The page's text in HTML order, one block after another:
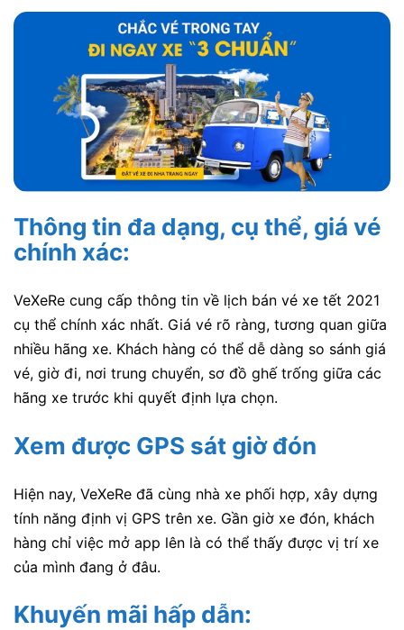
Thông tin đa dạng, cụ thể, giá vé
chính xác:
VeXeRe cung cấp thông tin về lịch bán vé xe tết 2021
cụ thể chính xác nhất. Giá vé rõ ràng, tương quan giữa
nhiều hãng xe. Khách hàng có thể dễ dàng so sánh giá
vé, giờ đi, nơi trung chuyển, sơ đồ ghế trống giữa các
hãng xe trước khi quyết định lựa chọn.
Xem được GPS sát giờ đón
Hiện nay, VeXeRe đã cùng nhà xe phối hợp, xây dựng
tính năng định vị GPS trên xe. Gần giờ xe đón, khách
hàng chỉ việc mở app lên là có thể thấy được vị trí xe
của mình đang ở đâu.
Khuyến mãi hấp dẫn: